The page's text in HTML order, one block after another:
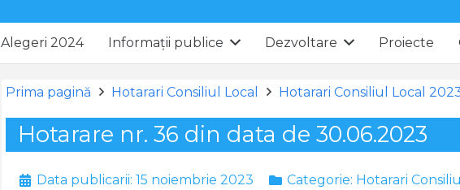
Alegeri 2024 Informații publice Dezvoltare Proiecte
Prima pagină Hotarari Consiliul Local Hotarari Consiliul Local
Hotarare nr. 36 din data de 30.06.2023
Data publicarii: 15 noiembrie 2023 Categorie: Hotarari